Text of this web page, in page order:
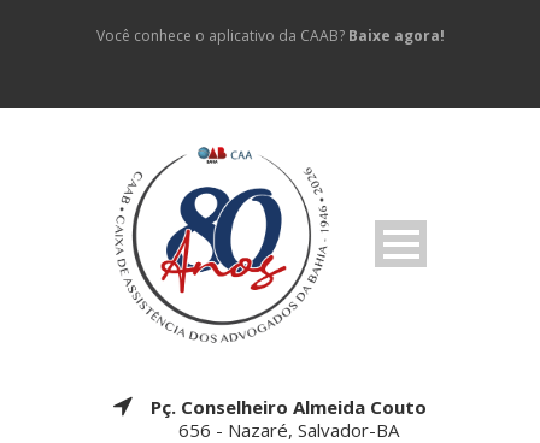
Você conhece o aplicativo da CAAB? Baixe agora!
Pç. Conselheiro Almeida Couto
656 - Nazaré, Salvador-BA